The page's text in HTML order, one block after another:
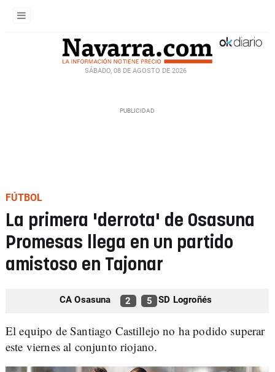
SÁBADO, 08 DE AGOSTO DE 2026
FÚTBOL
La primera 'derrota' de Osasuna
Promesas llega en un partido
amistoso en Tajonar
CA Osasuna 2 5 SD Logroñés
El equipo de Santiago Castillejo no ha podido superar
este viernes al conjunto riojano.